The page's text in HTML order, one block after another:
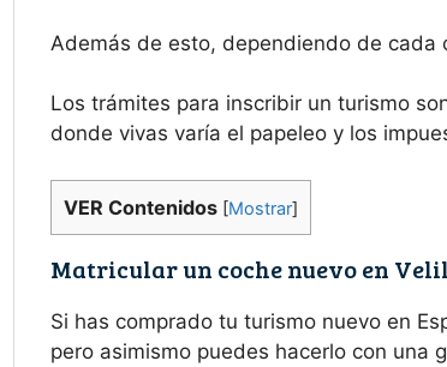
Además de esto, dependiendo de cada
Los trámites para inscribir un turismo
donde vivas varía el papeleo y los
VER Contenidos [Mostrar]
Matricular un coche nuevo en
Si has comprado tu turismo nuevo en
pero asimismo puedes hacerlo con una